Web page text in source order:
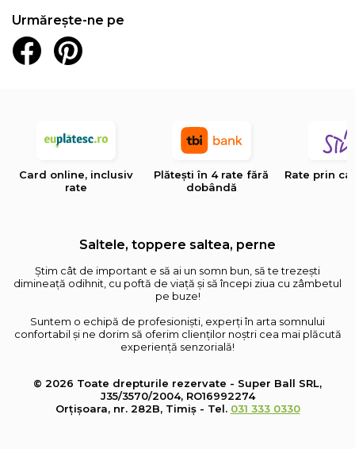
Urmărește-ne pe
Card online, inclusiv
rate
Plătești în 4 rate fără
dobândă
Rate prin
Saltele, toppere saltea, perne
Știm cât de important e să ai un somn bun, să te trezești
dimineață odihnit, cu poftă de viață și să începi ziua cu zâmbetul
pe buze!
Suntem o echipă de profesioniști, experți în arta somnului
confortabil și ne dorim să oferim clienților noștri cea mai plăcută
experiență senzorială!
© 2026 Toate drepturile rezervate - Super Ball SRL,
J35/3570/2004, RO16992274
Orțișoara, nr. 282B, Timiș - Tel. 031 333 0330